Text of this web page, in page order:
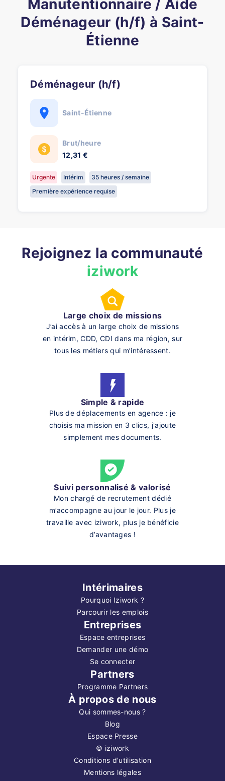
Manutentionnaire / Aide
Déménageur (h/f) à Saint-
Étienne
Déménageur (h/f)
Saint-Étienne
Brut/heure
12,31 €
Urgente Intérim
35 heures / semaine
Première expérience requise
Rejoignez la communauté
iziwork
Large choix de missions
J’ai accès à un large choix de missions
en intérim, CDD, CDI dans ma région, sur
tous les métiers qui m’intéressent.
Simple & rapide
Plus de déplacements en agence : je
choisis ma mission en 3 clics, j'ajoute
simplement mes documents.
Suivi personnalisé & valorisé
Mon chargé de recrutement dédié
m’accompagne au jour le jour. Plus je
travaille avec iziwork, plus je bénéficie
d’avantages !
Intérimaires
Pourquoi Iziwork ?
Parcourir les emplois
Entreprises
Espace entreprises
Demander une démo
Se connecter
Partners
Programme Partners
À propos de nous
Qui sommes-nous ?
Blog
Espace Presse
© iziwork
Conditions d'utilisation
Mentions légales